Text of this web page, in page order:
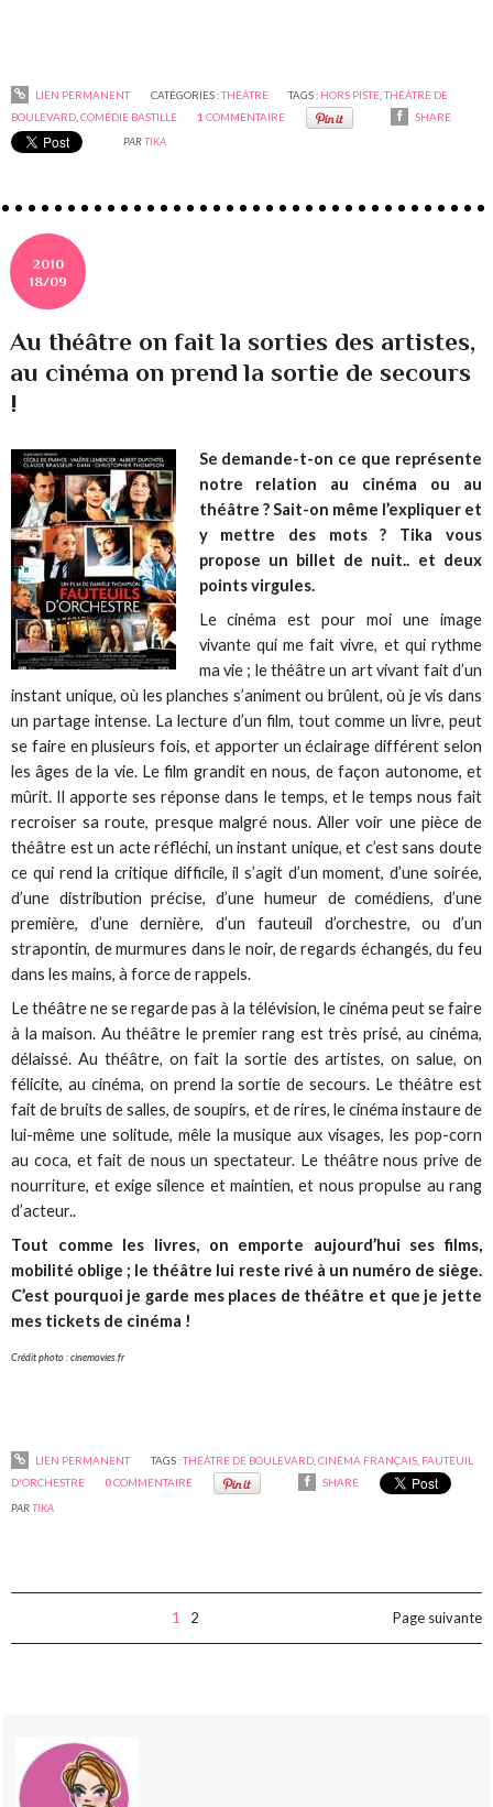
LIEN PERMANENT CATÉGORIES :THÉÂTRE TAGS : HORS PISTE,THÉÂTRE DE
BOULEVARD ,COMÉDIE BASTILLE 1 COMMENTAIRE
SHARE
PARTIKA
2010
18/09
Au théâtre on fait la sorties des artistes,
au cinéma on prend la sortie de secours
!
Se demande-t-on ce que représente
notre relation au cinéma ou au
théâtre ? Sait-on même l’expliquer et
y mettre des mots ? Tika vous
propose un billet de nuit.. et deux
points virgules.
Le cinéma est pour moi une image
vivante qui me fait vivre, et qui rythme
ma vie ; le théâtre un art vivant fait d’un
instant unique, où les planches s’animent ou brûlent, où je vis dans
un partage intense. La lecture d’un film, tout comme un livre, peut
se faire en plusieurs fois, et apporter un éclairage différent selon
les âges de la vie. Le film grandit en nous, de façon autonome, et
mûrit. Il apporte ses réponse dans le temps, et le temps nous fait
recroiser sa route, presque malgré nous. Aller voir une pièce de
théâtre est un acte réfléchi, un instant unique, et c’est sans doute
ce qui rend la critique difficile, il s’agit d’un moment, d’une soirée,
d’une distribution précise, d’une humeur de comédiens, d’une
première, d’une dernière, d’un fauteuil d’orchestre, ou d’un
strapontin, de murmures dans le noir, de regards échangés, du feu
dans les mains, à force de rappels.
Le théâtre ne se regarde pas à la télévision, le cinéma peut se faire
à la maison. Au théâtre le premier rang est très prisé, au cinéma,
délaissé. Au théâtre, on fait la sortie des artistes, on salue, on
félicite, au cinéma, on prend la sortie de secours. Le théâtre est
fait de bruits de salles, de soupirs, et de rires, le cinéma instaure de
lui-même une solitude, mêle la musique aux visages, les pop-corn
au coca, et fait de nous un spectateur. Le théâtre nous prive de
nourriture, et exige silence et maintien, et nous propulse au rang
d’acteur..
Tout comme les livres, on emporte aujourd’hui ses films,
mobilité oblige ; le théâtre lui reste rivé à un numéro de siège.
C’est pourquoi je garde mes places de théâtre et que je jette
mes tickets de cinéma !
Crédit photo : cinemovies.fr
LIEN PERMANENT TAGS :THÉÂTRE DE BOULEVARD, CINÉMA FRANÇAIS, FAUTEUIL
D'ORCHESTRE
0COMMENTAIRE
SHARE
PARTIKA
1 2 Page suivante